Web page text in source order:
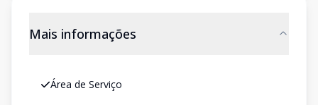
Mais informações
Área de Serviço